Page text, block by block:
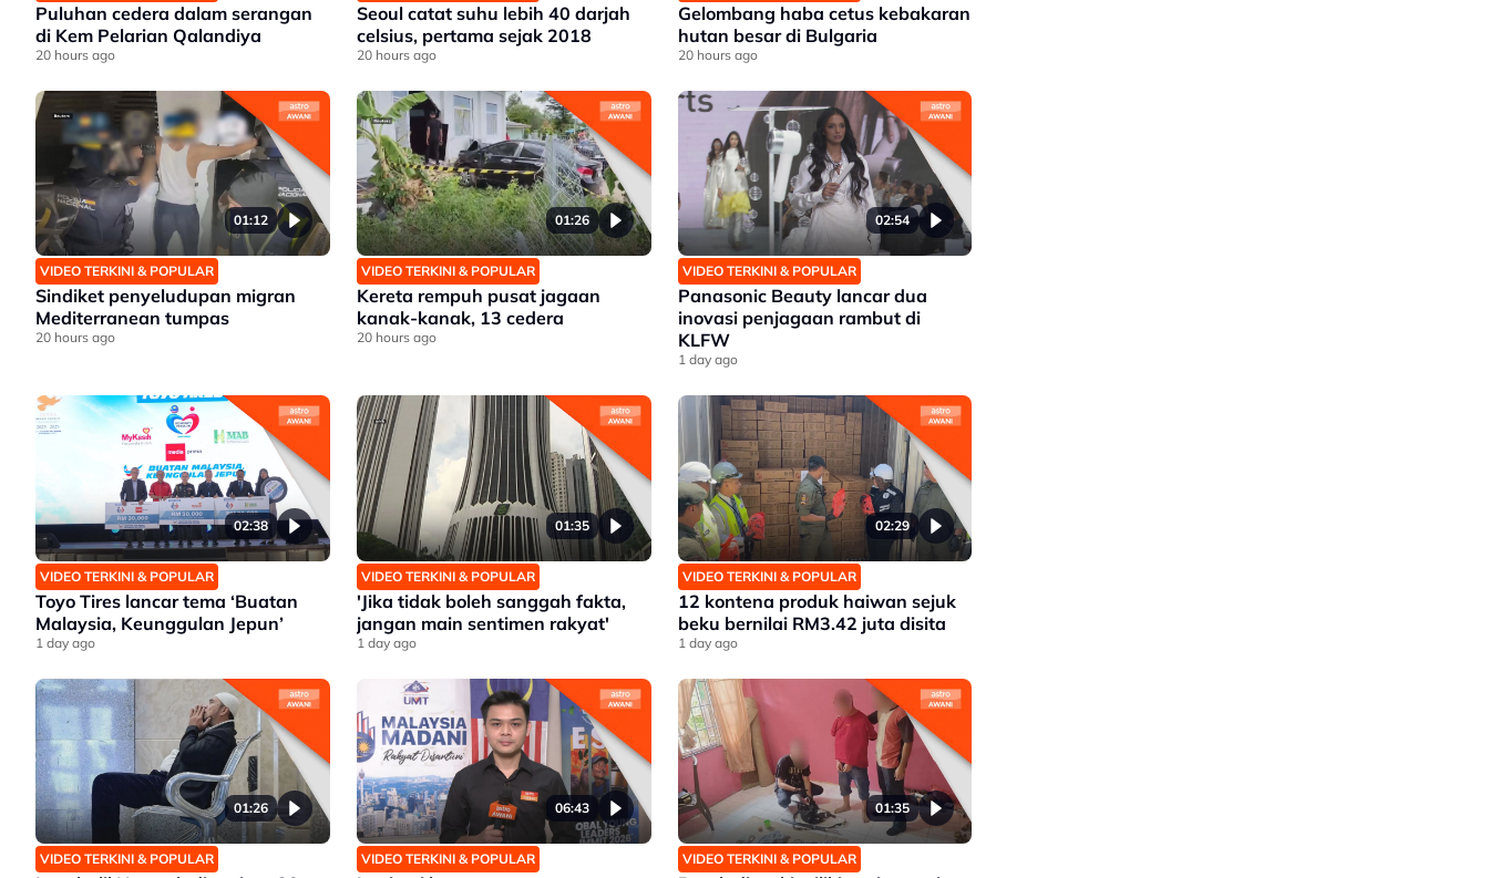
Puluhan cedera dalam serangan
di Kem Pelarian Qalandiya
20 hours ago
Seoul catat suhu lebih 40 darjah
celsius, pertama sejak 2018
20 hours ago
Gelombang haba cetus kebakaran
hutan besar di Bulgaria
20 hours ago
01:12
VIDEO TERKINI & POPULAR
Sindiket penyeludupan migran
Mediterranean tumpas
20 hours ago
01:26
VIDEO TERKINI & POPULAR
Kereta rempuh pusat jagaan
kanak-kanak, 13 cedera
20 hours ago
02:54
VIDEO TERKINI & POPULAR
Panasonic Beauty lancar dua
inovasi penjagaan rambut di
KLFW
1 day ago
02:38
VIDEO TERKINI & POPULAR
Toyo Tires lancar tema ‘Buatan
Malaysia, Keunggulan Jepun’
1 day ago
01:35
VIDEO TERKINI & POPULAR
'Jika tidak boleh sanggah fakta,
jangan main sentimen rakyat'
1 day ago
02:29
VIDEO TERKINI & POPULAR
12 kontena produk haiwan sejuk
beku bernilai RM3.42 juta disita
1 day ago
01:26
VIDEO TERKINI & POPULAR
06:43
VIDEO TERKINI & POPULAR
01:35
VIDEO TERKINI & POPULAR